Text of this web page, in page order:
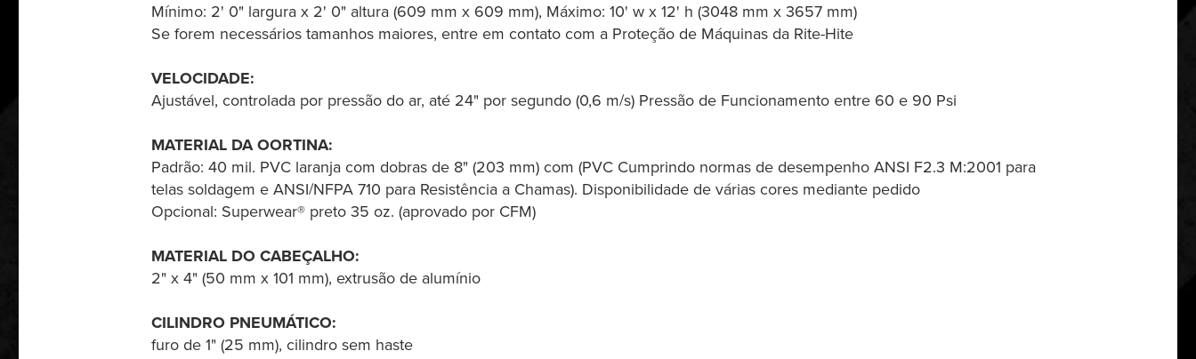
Mínimo: 2' 0" largura x 2' 0" altura (609 mm x 609 mm), Máximo: 10' w x 12' h (3048 mm x 3657 mm)
Se forem necessários tamanhos maiores, entre em contato com a Proteção de Máquinas da Rite-Hite
VELOCIDADE:
Ajustável, controlada por pressão do ar, até 24" por segundo (0,6 m/s) Pressão de Funcionamento entre 60 e 90 Psi
MATERIAL DA OORTINA:
Padrão: 40 mil. PVC laranja com dobras de 8" (203 mm) com (PVC Cumprindo normas de desempenho ANSI F2.3 M:2001 para
telas soldagem e ANSI/NFPA 710 para Resistência a Chamas). Disponibilidade de várias cores mediante pedido
Opcional: Superwear® preto 35 oz. (aprovado por CFM)
MATERIAL DO CABEÇALHO:
2" x 4" (50 mm x 101 mm), extrusão de alumínio
CILINDRO PNEUMÁTICO:
furo de 1" (25 mm), cilindro sem haste